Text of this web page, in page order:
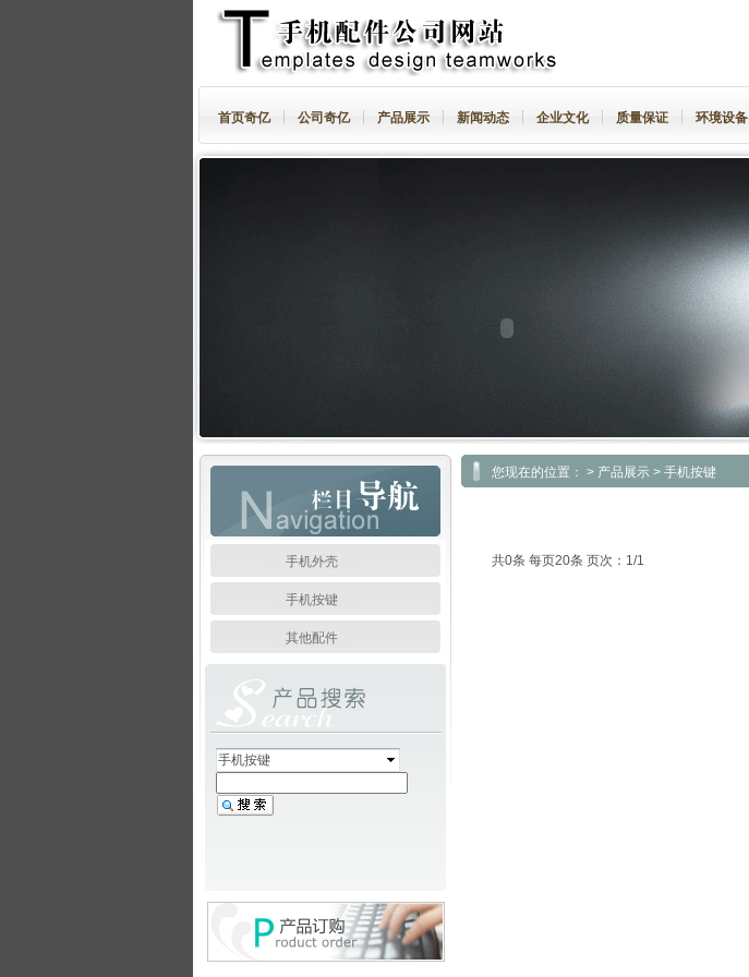
首页奇亿 公司奇亿 产品展示 新闻动态 企业文化 质量保证 环境设备
您现在的位置： > 产品展示 > 手机按键
共0条 每页20条 页次：1/1
手机外壳
手机按键
其他配件
手机按键